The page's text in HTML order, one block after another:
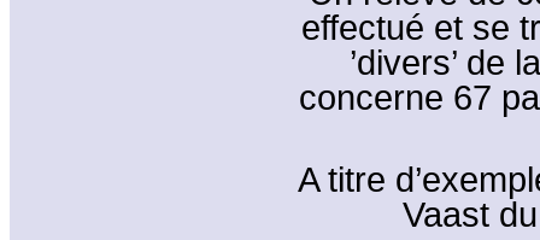
effectué et se
’divers’ de
concerne 67
A titre
Vaast